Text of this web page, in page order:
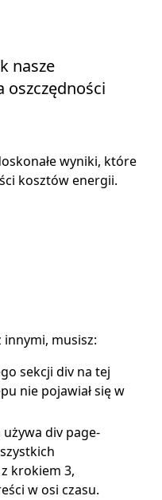
nasze
oszczędności
wyniki, które
kosztów energii.
innymi, musisz:
sekcji div na tej
nie pojawiał się w
div page-
krokiem 3,
w osi czasu.